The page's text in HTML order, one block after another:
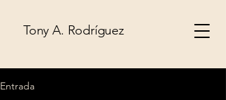
Tony A. Rodríguez
Entrada